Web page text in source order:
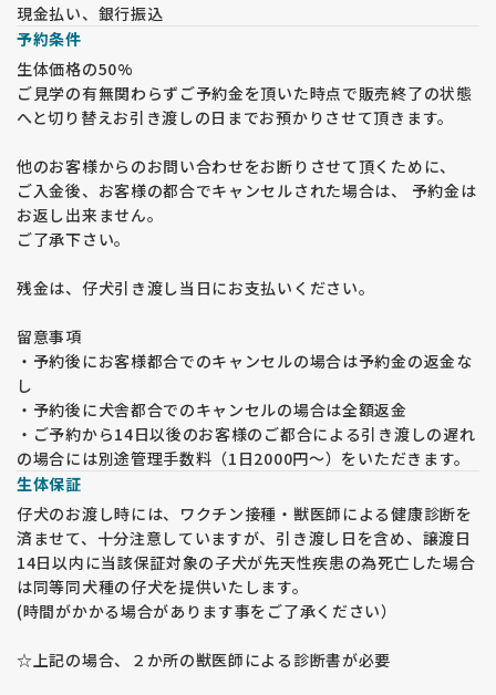
現金払い、銀行振込
予約条件
生体価格の50%
ご見学の有無関わらずご予約金を頂いた時点で販売終了の状態
へと切り替えお引き渡しの日までお預かりさせて頂きます。
他のお客様からのお問い合わせをお断りさせて頂くために、
ご入金後、お客様の都合でキャンセルされた場合は、 予約金は
お返し出来ません。
ご了承下さい。
残金は、仔犬引き渡し当日にお支払いください。
留意事項
・予約後にお客様都合でのキャンセルの場合は予約金の返金な
し
・予約後に犬舎都合でのキャンセルの場合は全額返金
・ご予約から14日以後のお客様のご都合による引き渡しの遅れ
の場合には別途管理手数料（1日2000円～）をいただきます。
生体保証
仔犬のお渡し時には、ワクチン接種・獣医師による健康診断を
済ませて、十分注意していますが、引き渡し日を含め、譲渡日
14日以内に当該保証対象の子犬が先天性疾患の為死亡した場合
は同等同犬種の仔犬を提供いたします。
(時間がかかる場合があります事をご了承ください）
☆上記の場合、２か所の獣医師による診断書が必要